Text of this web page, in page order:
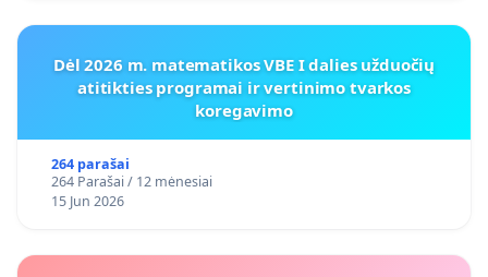
Dėl 2026 m. matematikos VBE I dalies užduočių
atitikties programai ir vertinimo tvarkos
koregavimo
264 parašai
264 Parašai / 12 mėnesiai
15 Jun 2026